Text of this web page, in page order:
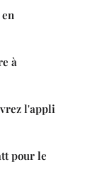
à
l'appli
pour le